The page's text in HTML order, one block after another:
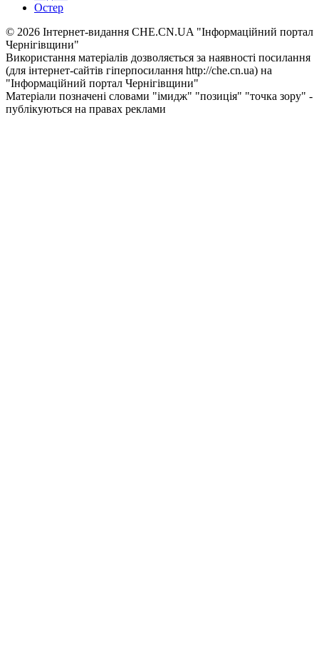
Остер
© 2026 Інтернет-видання CHE.CN.UA "Інформаційний портал
Чернiгiвщини"
Використання матеріалів дозволяється за наявності посилання
(для інтернет-сайтів гіперпосилання http://che.cn.ua) на
"Інформаційний портал Чернiгiвщини"
Матеріали позначені словами "імидж" "позиція" "точка зору" -
публікуються на правах реклами